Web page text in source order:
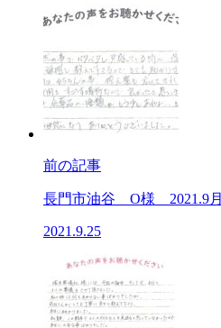
前の記事
長門市油谷 O様 2021.9月
2021.9.25